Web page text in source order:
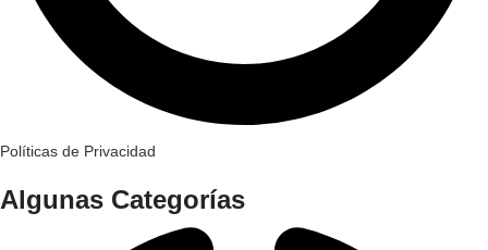
Políticas de Privacidad
Algunas Categorías